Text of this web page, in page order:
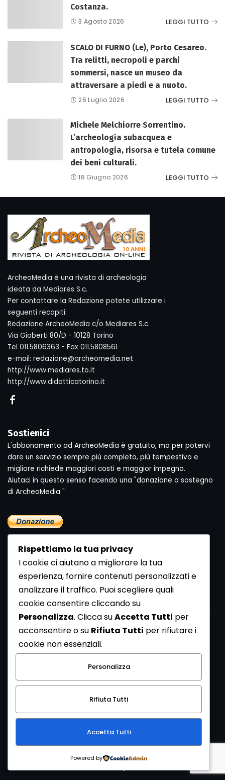
Costanza.
3 Agosto 2026 LEGGI TUTTO
SCALO DI FURNO (Le), Porto Cesareo.
Tra relitti, necropoli e parchi
sommersi, nasce un museo da
attraversare a piedi e a nuoto.
26 Luglio 2026 LEGGI TUTTO
Michele Melchiorre Sorrentino.
L’archeologia subacquea e
antropologia, risorsa e tutela comune
dei beni culturali.
18 Giugno 2026 LEGGI TUTTO
ArcheoMedia è una rivista di archeologia
ideata da Mediares S.c.
Per contattare la Redazione potete utilizzare i
seguenti recapiti:
Redazione ArcheoMedia c/o Mediares S.c.
Via Gioberti 80/D - 10128 Torino
Tel 011.5806363 - Fax 011.5808561
e-mail: redazione@archeomedia.net
http://www.mediares.to.it
http://www.didatticatorino.it
Sostienici
L'abbonamento ad ArcheoMedia è gratuito, ma per potervi
dare un servizio sempre più completo, più tempestivo e
migliore richiede maggiori costi e maggior impegno.
Aiutaci in questo senso facendo una "donazione a sostegno
di ArcheoMedia "
Newsletter
Se vuoi ricevere la Rivista gratuita di archeologia realizzata
dalla Redazione di ArcheoMedia iscriviti alla nostra
Newsletter [Clicca Qui]
Con l'invio del messaggio l'utente dichiara di aver letto
l’informativa sulla privacy e di acconsentire al trattamento
dei propri dati personali.
Copyright © 1999-2026Mediares S.c.PI 07341730013 - [
Rispettiamo la tua privacy
I cookie ci aiutano a migliorare la tua
esperienza, fornire contenuti personalizzati e
analizzare il traffico. Puoi scegliere quali
cookie consentire cliccando su
Personalizza. Clicca suAccetta Tutti per
acconsentire o su Rifiuta Tutti per rifiutare i
cookie non essenziali.
Personalizza
Rifiuta Tutti
Accetta Tutti
Powered by